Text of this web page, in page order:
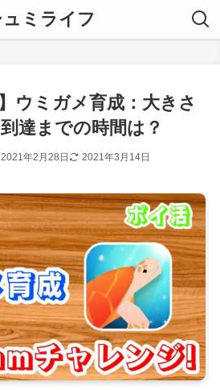
ュミライフ
ウミガメ育成：大きさ
達までの時間は？
2021年2月28日 2021年3月14日